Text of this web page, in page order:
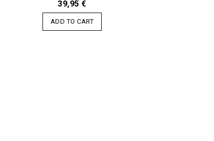
39,95 €
ADD TO CART